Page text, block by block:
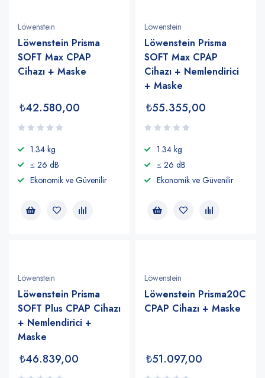
Löwenstein
Löwenstein Prisma
SOFT Max CPAP
Cihazı + Maske
₺42.580,00
1.34 kg
≤ 26 dB
Ekonomik ve Güvenilir
Löwenstein
Löwenstein Prisma
SOFT Max CPAP
Cihazı + Nemlendirici
+ Maske
₺55.355,00
1.34 kg
≤ 26 dB
Ekonomik ve Güvenilir
Löwenstein
Löwenstein Prisma
SOFT Plus CPAP Cihazı
+ Nemlendirici +
Maske
₺46.839,00
Löwenstein
Löwenstein Prisma20C
CPAP Cihazı + Maske
₺51.097,00